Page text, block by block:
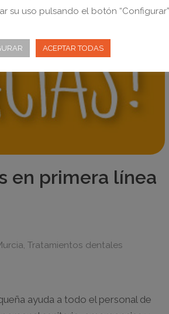
en primera línea
,Tratamientos dentales
ayuda a todo el personal de
su uso pulsando el botón
ACEPTAR TODAS